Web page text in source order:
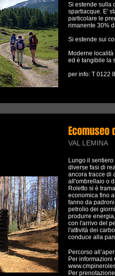
Si estende sulla
spartiacque. E'
particolare le
rimanente 30%
Si estende sui
Moderne
ed è tangibile la
per info: T 0122
Ecomuseo
VAL LEMINA
Lungo il
diverse fasi di
ancora tracce di
all'ombrellaio o
Roletto si è
economica fino
fanno da
petrolio dei
produrre
con l'arrivo del
l'attività dei
conduce alla
Percorso
Per
Per